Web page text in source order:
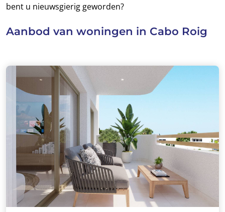
bent u nieuwsgierig geworden?
Aanbod van woningen in Cabo Roig